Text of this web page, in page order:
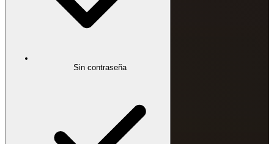
Sin contraseña